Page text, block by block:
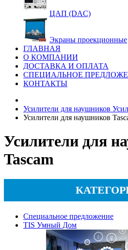
ЦАП (DAC)
Экраны проекционные
ГЛАВНАЯ
О КОМПАНИИ
ДОСТАВКА И ОПЛАТА
СПЕЦИАЛЬНОЕ
КОНТАКТЫ
Усилители для наушников
Усилители для наушников
Усилители для
Tascam
Специальное предложение
TIS Умный Дом